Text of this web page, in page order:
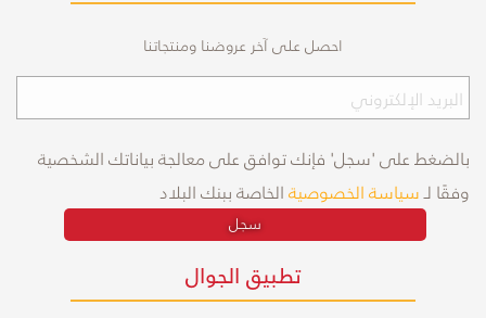
احصل على آخر عروضنا ومنتجاتنا
بالضغط على 'سجل' فإنك توافق على معالجة بياناتك الشخصية
وفقًا لـسياسة الخصوصيةالخاصة ببنك البلاد
سجل
تطبيق الجوال